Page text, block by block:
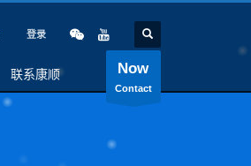
登录
联系康顺 Now
Contact